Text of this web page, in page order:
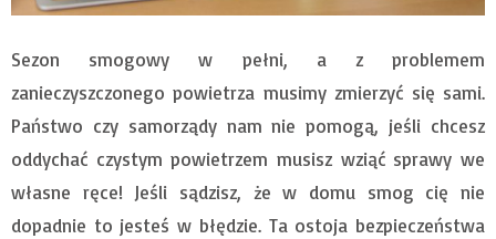
Sezon smogowy w pełni, a z problemem
zanieczyszczonego powietrza musimy zmierzyć się sami.
Państwo czy samorządy nam nie pomogą, jeśli chcesz
oddychać czystym powietrzem musisz wziąć sprawy we
własne ręce! Jeśli sądzisz, że w domu smog cię nie
dopadnie to jesteś w błędzie. Ta ostoja bezpieczeństwa